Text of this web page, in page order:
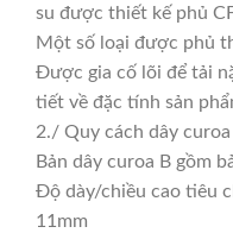
su được thiết kế phủ
Một số loại được phủ
Được gia cố lõi để tải
tiết về đặc tính sản
2./ Quy cách dây
Bản dây curoa B gồm
Độ dày/chiều cao tiêu
11mm